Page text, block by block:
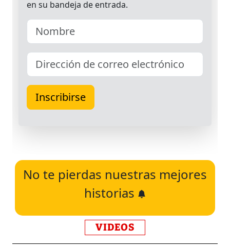
No te pierdas nuestras mejores
historias
VIDEOS